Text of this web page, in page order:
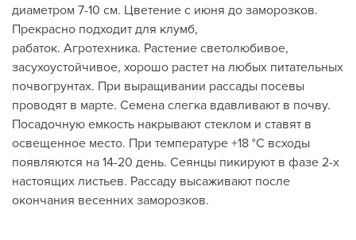
диаметром 7-10 см. Цветение с июня до заморозков.
Прекрасно подходит для клумб,
рабаток. Агротехника. Растение светолюбивое,
засухоустойчивое, хорошо растет на любых питательных
почвогрунтах. При выращивании рассады посевы
проводят в марте. Семена слегка вдавливают в почву.
Посадочную емкость накрывают стеклом и ставят в
освещенное место. При температуре +18 °C всходы
появляются на 14-20 день. Сеянцы пикируют в фазе 2-х
настоящих листьев. Рассаду высаживают после
окончания весенних заморозков.